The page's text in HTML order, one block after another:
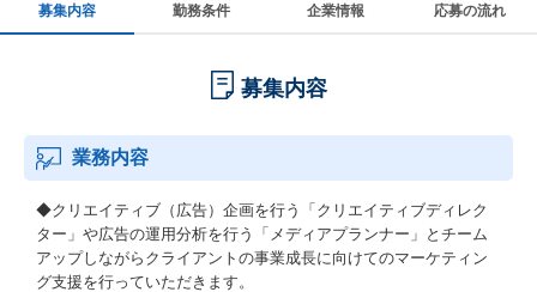
募集内容 勤務条件 企業情報 応募の流れ
募集内容
業務内容
◆クリエイティブ（広告）企画を行う「クリエイティブディレク
ター」や広告の運用分析を行う「メディアプランナー」とチーム
アップしながらクライアントの事業成長に向けてのマーケティン
グ支援を行っていただきます。